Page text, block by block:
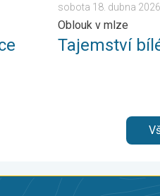
sobota 18. dubna 2026
Oblouk v mlze
Tajemství